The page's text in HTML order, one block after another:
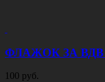
ФЛАЖОК ЗА ВДВ
100 руб.